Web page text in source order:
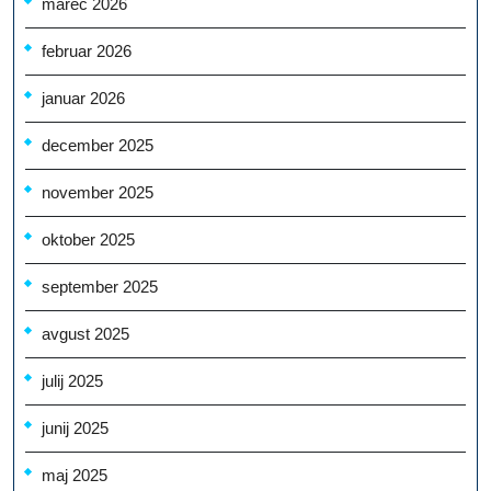
marec 2026
februar 2026
januar 2026
december 2025
november 2025
oktober 2025
september 2025
avgust 2025
julij 2025
junij 2025
maj 2025